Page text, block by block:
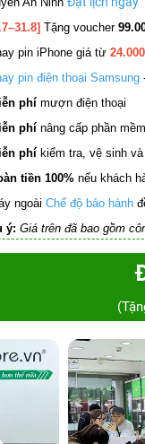
Tặng voucher
pin iPhone giá từ
pin điện thoại Samsung
phí mượn điện thoại
phí nâng cấp phần mềm
phí kiểm tra, vệ sinh
tiền 100% nếu khách
ngoài Chế độ bảo hành
ý: Giá trên đã bao gồm